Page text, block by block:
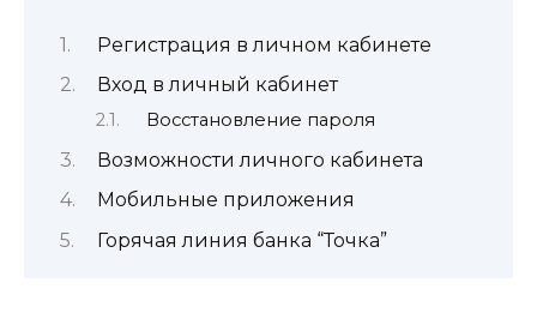
Регистрация в личном кабинете
Вход в личный кабинет
Восстановление пароля
Возможности личного кабинета
Мобильные приложения
Горячая линия банка “Точка”